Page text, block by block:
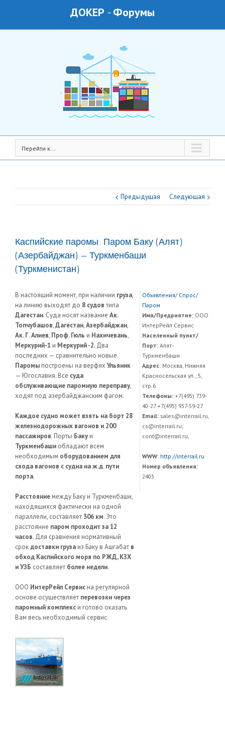
ДОКЕР - Форумы
Перейти к...
Предыдущая Следующая
Каспийские паромы: Паром Баку (Алят)
(Азербайджан) — Туркменбаши
(Туркменистан)
В настоящий момент, при наличии груза,
на линию выходят до 8 судовтипа
Дагестан. Суда носят название Ак.
Топчубашов,Дагестан,Азербайджан,
Ак. Г. Алиев, Проф. Гюль и Нахичевань,
Меркурий-1 и Меркурий -2. Два
последних — сравнительно новые.
Паромы построены на верфях Ульяник
— Югославия. Все суда
обслуживающие паромную переправу,
ходят под азербайджанским фагом.
Каждое судно может взять на борт 28
железнодорожных вагонов и 200
пассажиров. Порты Бакуи
Туркменбаши обладают всем
необходимым оборудованием для
схода вагонов с судна на ж.д. пути
порта.
Расстояние между Баку и Туркменбаши,
находящихся фактически на одной
параллели, составляет 306 км. Это
расстояние паром проходит за 12
часов. Для сравнения нормативный
срокдоставки груза из Баку в Ашгабат в
обход Каспийского моря по РЖД, КЗХ
и УЗБ составляет более недели.
ООО ИнтерРейл Сервис на регулярной
основе осуществляет перевозки через
паромный комплекс и готово оказать
Вам весь необходимый сервис.
Объявления/ Спрос/
Паром
Имя/Предриятие:OOO
ИнтерРейл Сервис
Населенный пункт/
Порт:Алят-
Туркменбаши
Адрес:Москва, Нижняя
Красносельская ул., 5,
стр.6
Телефоны:+7(495) 739-
40-27 +7(495) 937-59-27
Email:sales@interrail.ru,
cs@interrail.ru,
cont@interrail.ru,
WWW: http://interrail.ru
Номер объявления:
2403